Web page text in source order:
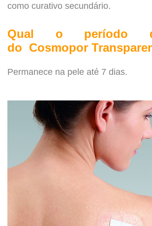
como curativo secundário.
Qual o período
do Cosmopor
Permanece na pele até 7 dias.